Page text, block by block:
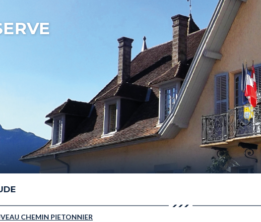
CHEMIN PIETONNIER